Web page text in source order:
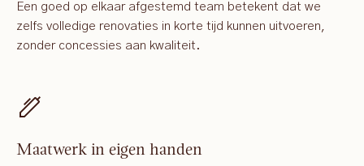
Een goed op elkaar afgestemd team betekent dat we
zelfs volledige renovaties in korte tijd kunnen uitvoeren,
zonder concessies aan kwaliteit.
Maatwerk in eigen handen